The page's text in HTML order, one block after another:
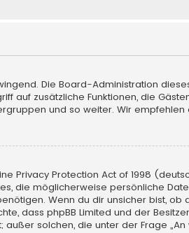
Die Board-Administration
auf zusätzliche Funktionen, die
und so weiter. Wir
Privacy Protection Act of 1998
die möglicherweise persönliche
Wenn du dir unsicher bist,
dass phpBB Limited und der
solchen, die unter der Frage